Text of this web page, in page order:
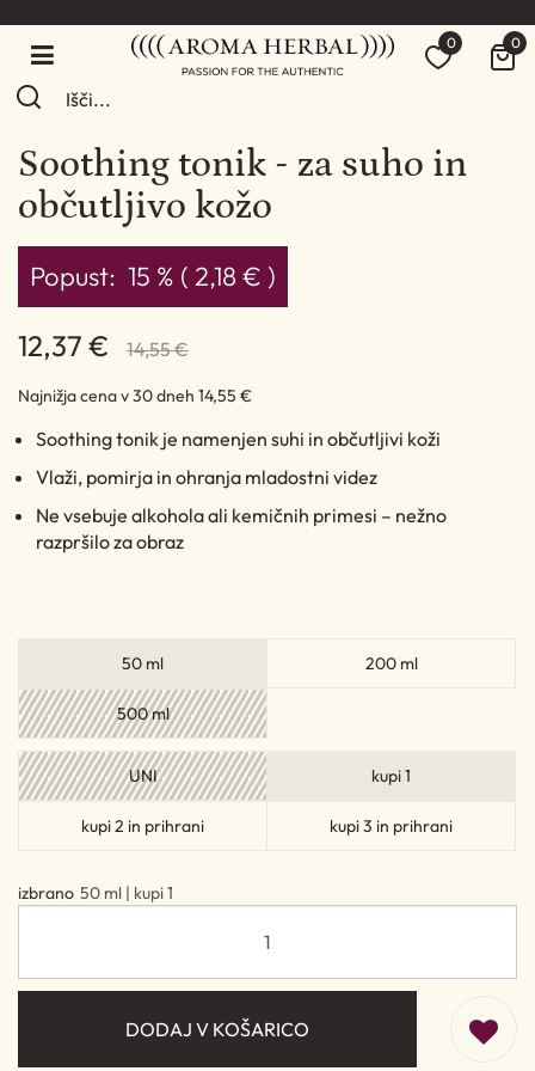
0 0
Soothing tonik - za suho in
občutljivo kožo
14,55 €
Popust: 15 % ( 2,18 € )
12,37 €
Najnižja cena v 30 dneh 14,55 €
Soothing tonik je namenjen suhi in občutljivi koži
Vlaži, pomirja in ohranja mladostni videz
Ne vsebuje alkohola ali kemičnih primesi – nežno
razpršilo za obraz
50 ml 200 ml
500 ml
UNI kupi 1
kupi 2 in prihrani kupi 3 in prihrani
izbrano 50 ml | kupi 1
DODAJ V KOŠARICO